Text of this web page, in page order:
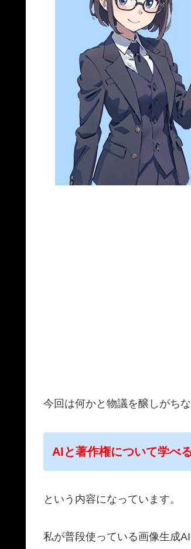
今回は何かと物議を醸しがちな
AIと著作権について学べ
という内容になっています。
私が普段使っている画像生成